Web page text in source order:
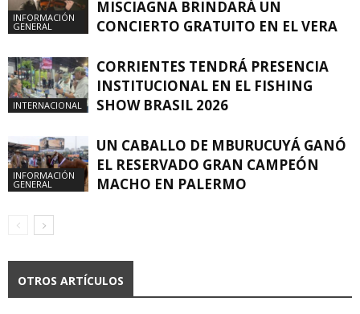
INFORMACIÓN
GENERAL
MISCIAGNA BRINDARÁ UN
CONCIERTO GRATUITO EN EL VERA
INTERNACIONAL
CORRIENTES TENDRÁ PRESENCIA
INSTITUCIONAL EN EL FISHING
SHOW BRASIL 2026
INFORMACIÓN
GENERAL
UN CABALLO DE MBURUCUYÁ GANÓ
EL RESERVADO GRAN CAMPEÓN
MACHO EN PALERMO
OTROS ARTÍCULOS